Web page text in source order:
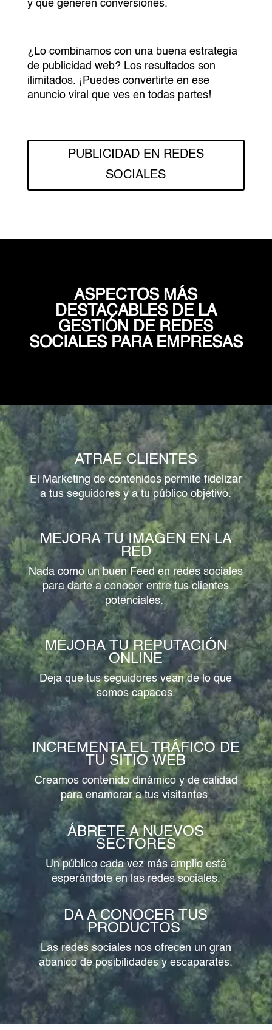
y que generen conversiones.
¿Lo combinamos con una buena estrategia
de publicidad web? Los resultados son
ilimitados. ¡Puedes convertirte en ese
anuncio viral que ves en todas partes!
PUBLICIDAD EN REDES
SOCIALES
ASPECTOS MÁS
DESTACABLES DE LA
GESTIÓN DE REDES
SOCIALES PARA EMPRESAS
ATRAE CLIENTES
El Marketing de contenidos permite fidelizar
a tus seguidores y a tu público objetivo.
MEJORA TU IMAGEN EN LA
RED
Nada como un buen Feed en redes sociales
para darte a conocer entre tus clientes
potenciales.
MEJORA TU REPUTACIÓN
ONLINE
Deja que tus seguidores vean de lo que
somos capaces.
INCREMENTA EL TRÁFICO DE
TU SITIO WEB
Creamos contenido dinámico y de calidad
para enamorar a tus visitantes.
ÁBRETE A NUEVOS
SECTORES
Un público cada vez más amplio está
esperándote en las redes sociales.
DA A CONOCER TUS
PRODUCTOS
Las redes sociales nos ofrecen un gran
abanico de posibilidades y escaparates.